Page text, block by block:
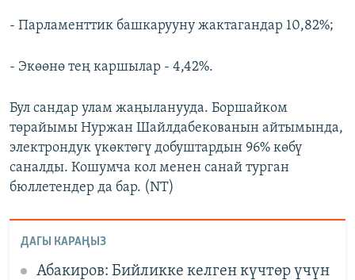
- Парламенттик башкарууну жактагандар 10,82%;
- Экөөнө тең каршылар - 4,42%.
Бул сандар улам жаңыланууда. Боршайком
төрайымы Нуржан Шайлдабекованын айтымында,
электрондук үкөктөгү добуштардын 96% көбү
саналды. Кошумча кол менен санай турган
бюллетендер да бар. (NT)
ДАГЫ КАРАҢЫЗ
Абакиров: Бийликке келген күчтөр үчүн